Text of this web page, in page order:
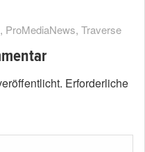
, ProMediaNews, Traverse
Erforderliche